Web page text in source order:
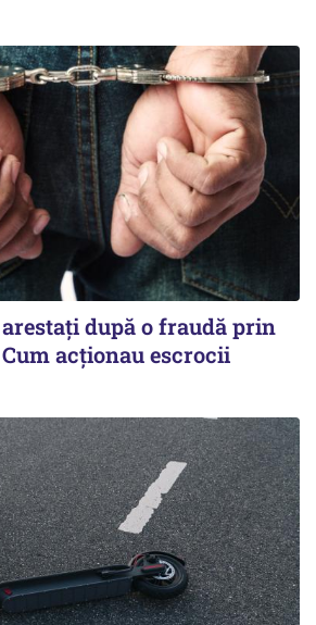
după o fraudă prin
Cum acționau escrocii